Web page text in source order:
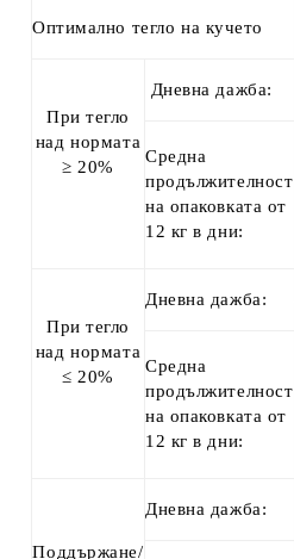
Оптимално тегло на кучето
При тегло
над нормата
≥ 20%
Дневна дажба:
Средна
продължителност
на опаковката от
12 кг в дни:
При тегло
над нормата
≤ 20%
Дневна дажба:
Средна
продължителност
на опаковката от
12 кг в дни:
Поддържане/
Дневна дажба: